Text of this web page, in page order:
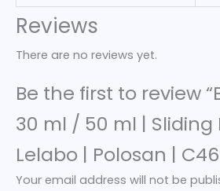
Reviews
There are no reviews yet.
Be the first to review
30 ml / 50 ml | Sliding
Lelabo | Polosan |
Your email address will not be